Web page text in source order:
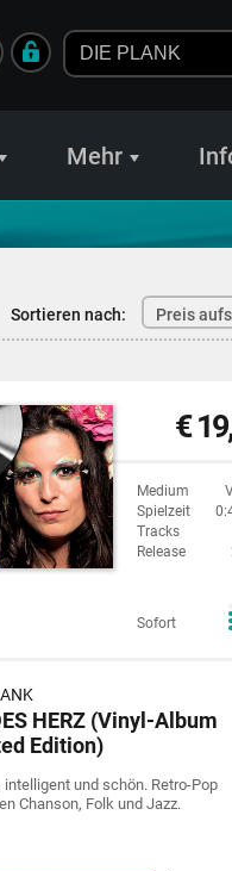
Mehr
Sortieren nach: Preis
€
Medium
Spielzeit
Tracks
Release
Sofort
HERZ (Vinyl-Album
Edition)
intelligent und schön. Retro-Pop
Chanson, Folk und Jazz.